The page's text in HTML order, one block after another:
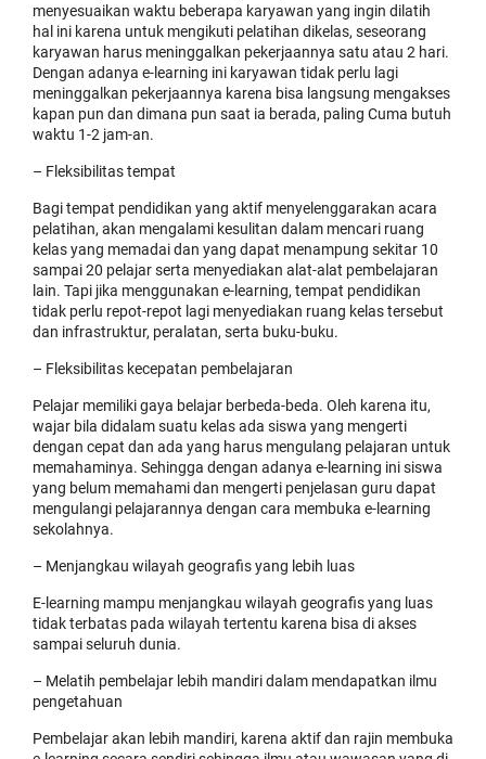
menyesuaikan waktu beberapa karyawan yang ingin dilatih
hal ini karena untuk mengikuti pelatihan dikelas, seseorang
karyawan harus meninggalkan pekerjaannya satu atau 2 hari.
Dengan adanya e-learning ini karyawan tidak perlu lagi
meninggalkan pekerjaannya karena bisa langsung mengakses
kapan pun dan dimana pun saat ia berada, paling Cuma butuh
waktu 1-2 jam-an.
– Fleksibilitas tempat
Bagi tempat pendidikan yang aktif menyelenggarakan acara
pelatihan, akan mengalami kesulitan dalam mencari ruang
kelas yang memadai dan yang dapat menampung sekitar 10
sampai 20 pelajar serta menyediakan alat-alat pembelajaran
lain. Tapi jika menggunakan e-learning, tempat pendidikan
tidak perlu repot-repot lagi menyediakan ruang kelas tersebut
dan infrastruktur, peralatan, serta buku-buku.
– Fleksibilitas kecepatan pembelajaran
Pelajar memiliki gaya belajar berbeda-beda. Oleh karena itu,
wajar bila didalam suatu kelas ada siswa yang mengerti
dengan cepat dan ada yang harus mengulang pelajaran untuk
memahaminya. Sehingga dengan adanya e-learning ini siswa
yang belum memahami dan mengerti penjelasan guru dapat
mengulangi pelajarannya dengan cara membuka e-learning
sekolahnya.
– Menjangkau wilayah geografis yang lebih luas
E-learning mampu menjangkau wilayah geografis yang luas
tidak terbatas pada wilayah tertentu karena bisa di akses
sampai seluruh dunia.
– Melatih pembelajar lebih mandiri dalam mendapatkan ilmu
pengetahuan
Pembelajar akan lebih mandiri, karena aktif dan rajin membuka